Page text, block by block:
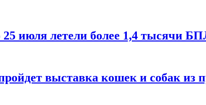
июля летели более 1,4 тысячи
выставка кошек и собак из